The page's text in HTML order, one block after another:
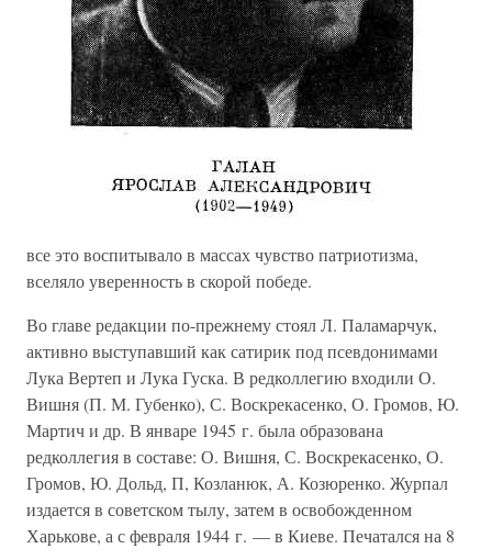
все это воспитывало в массах чувство патриотизма,
вселяло уверенность в скорой победе.
Во главе редакции по-прежнему стоял Л. Паламарчук,
активно выступавший как сатирик под псевдонимами
Лука Вертеп и Лука Гуска. В редколлегию входили О.
Вишня (П. М. Губенко), С. Воскрекасенко, О. Громов, Ю.
Мартич и др. В январе 1945 г. была образована
редколлегия в составе: О. Вишня, С. Воскрекасенко, О.
Громов, Ю. Дольд, П, Козланюк, А. Козюренко. Журпал
издается в советском тылу, затем в освобожденном
Харькове, а с февраля 1944 г. — в Киеве. Печатался на 8